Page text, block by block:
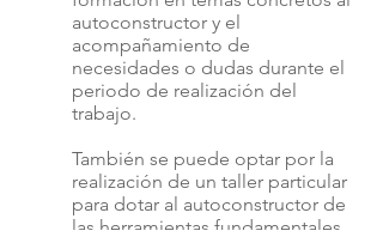
autoconstructor y el
acompañamiento de
necesidades o dudas durante el
periodo de realización del
trabajo.
También se puede optar por la
realización de un taller particular
para dotar al autoconstructor de
las herramientas fundamentales